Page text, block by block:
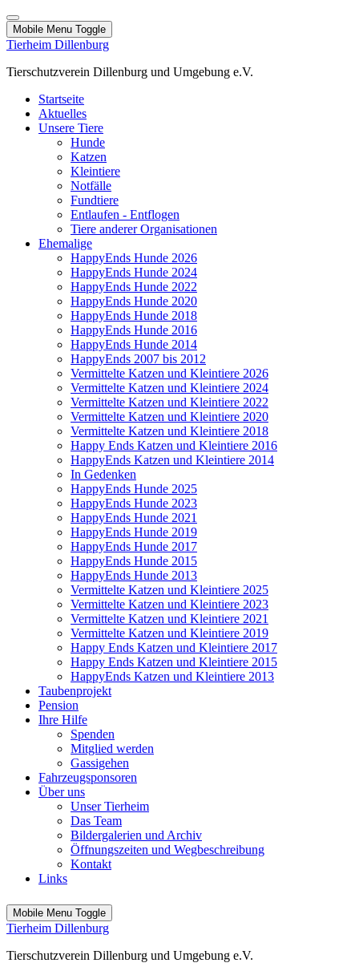
Mobile Menu Toggle
Tierheim Dillenburg
Tierschutzverein Dillenburg und Umgebung e.V.
Startseite
Aktuelles
Unsere Tiere
Hunde
Katzen
Kleintiere
Notfälle
Fundtiere
Entlaufen - Entflogen
Tiere anderer Organisationen
Ehemalige
HappyEnds Hunde 2026
HappyEnds Hunde 2024
HappyEnds Hunde 2022
HappyEnds Hunde 2020
HappyEnds Hunde 2018
HappyEnds Hunde 2016
HappyEnds Hunde 2014
HappyEnds 2007 bis 2012
Vermittelte Katzen und Kleintiere 2026
Vermittelte Katzen und Kleintiere 2024
Vermittelte Katzen und Kleintiere 2022
Vermittelte Katzen und Kleintiere 2020
Vermittelte Katzen und Kleintiere 2018
Happy Ends Katzen und Kleintiere 2016
HappyEnds Katzen und Kleintiere 2014
In Gedenken
HappyEnds Hunde 2025
HappyEnds Hunde 2023
HappyEnds Hunde 2021
HappyEnds Hunde 2019
HappyEnds Hunde 2017
HappyEnds Hunde 2015
HappyEnds Hunde 2013
Vermittelte Katzen und Kleintiere 2025
Vermittelte Katzen und Kleintiere 2023
Vermittelte Katzen und Kleintiere 2021
Vermittelte Katzen und Kleintiere 2019
Happy Ends Katzen und Kleintiere 2017
Happy Ends Katzen und Kleintiere 2015
HappyEnds Katzen und Kleintiere 2013
Taubenprojekt
Pension
Ihre Hilfe
Spenden
Mitglied werden
Gassigehen
Fahrzeugsponsoren
Über uns
Unser Tierheim
Das Team
Bildergalerien und Archiv
Öffnungszeiten und Wegbeschreibung
Kontakt
Links
Mobile Menu Toggle
Tierheim Dillenburg
Tierschutzverein Dillenburg und Umgebung e.V.